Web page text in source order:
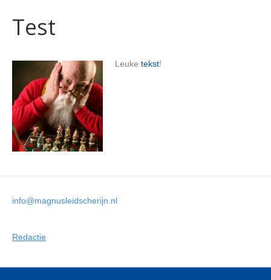
Test
Leuke tekst!
info@magnusleidscherijn.nl
Redactie